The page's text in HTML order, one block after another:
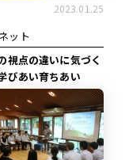
2023.01.25
ット
視点の違いに気づく
びあい育ちあい